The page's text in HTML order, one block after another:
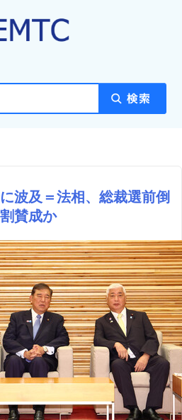
波及＝法相、総裁選前倒
賛成か